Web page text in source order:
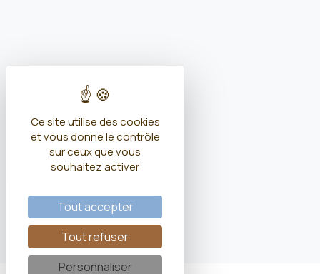
Ce site utilise des cookies
et vous donne le contrôle
sur ceux que vous
souhaitez activer
Tout accepter
Tout refuser
Personnaliser